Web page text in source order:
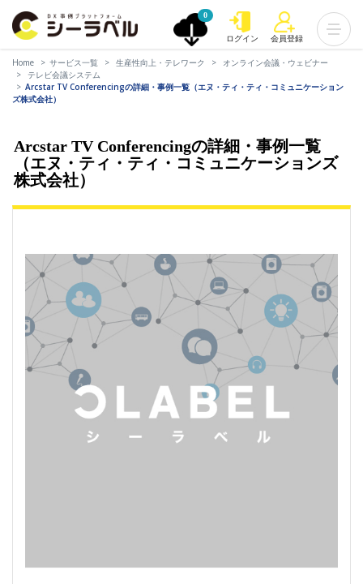
0
ログイン 会員登録
Home サービス一覧 生産性向上・テレワーク
オンライン会議・ウェビナー
テレビ会議システム
Arcstar TV Conferencingの詳細・事例一覧（エヌ・ティ・ティ・コミュニケーション
ズ株式会社）
Arcstar TV Conferencingの詳細・事例一覧
（エヌ・ティ・ティ・コミュニケーションズ
株式会社）